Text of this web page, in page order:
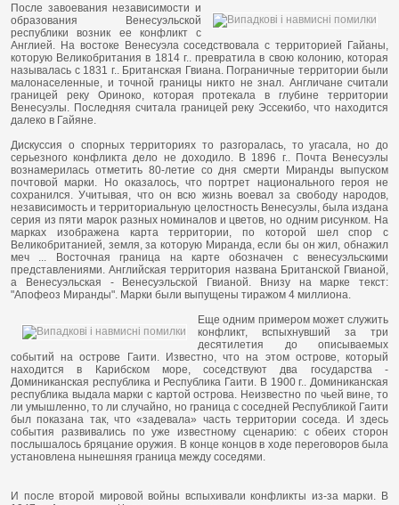
После завоевания независимости и
образования Венесуэльской
республики возник ее конфликт с
Англией. На востоке Венесуэла соседствовала с территорией Гайаны,
которую Великобритания в 1814 г.. превратила в свою колонию, которая
называлась с 1831 г.. Британская Гвиана. Пограничные территории были
малонаселенные, и точной границы никто не знал. Англичане считали
границей реку Ориноко, которая протекала в глубине территории
Венесуэлы. Последняя считала границей реку Эссекибо, что находится
далеко в Гайяне.
Дискуссия о спорных территориях то разгоралась, то угасала, но до
серьезного конфликта дело не доходило. В 1896 г.. Почта Венесуэлы
вознамерилась отметить 80-летие со дня смерти Миранды выпуском
почтовой марки. Но оказалось, что портрет национального героя не
сохранился. Учитывая, что он всю жизнь воевал за свободу народов,
независимость и территориальную целостность Венесуэлы, была издана
серия из пяти марок разных номиналов и цветов, но одним рисунком. На
марках изображена карта территории, по которой шел спор с
Великобританией, земля, за которую Миранда, если бы он жил, обнажил
меч ... Восточная граница на карте обозначен с венесуэльскими
представлениями. Английская территория названа Британской Гвианой,
а Венесуэльская - Венесуэльской Гвианой. Внизу на марке текст:
"Апофеоз Миранды". Марки были выпущены тиражом 4 миллиона.
Еще одним примером может служить
конфликт, вспыхнувший за три
десятилетия до описываемых
событий на острове Гаити. Известно, что на этом острове, который
находится в Карибском море, соседствуют два государства -
Доминиканская республика и Республика Гаити. В 1900 г.. Доминиканская
республика выдала марки с картой острова. Неизвестно по чьей вине, то
ли умышленно, то ли случайно, но граница с соседней Республикой Гаити
был показана так, что «задевала» часть территории соседа. И здесь
события развивались по уже известному сценарию: с обеих сторон
послышалось бряцание оружия. В конце концов в ходе переговоров была
установлена нынешняя граница между соседями.
И после второй мировой войны вспыхивали конфликты из-за марки. В